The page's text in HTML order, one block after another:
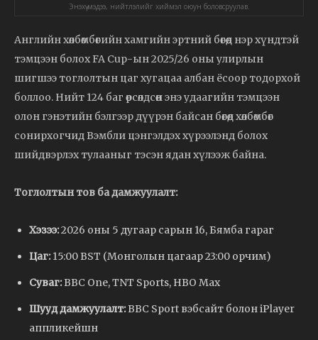
Энэхүү мэдээ, нийтлэлийг хиймэл оюун боловсруулав.
Английн хөлбөмбөгийн хамгийн эртний бөгөөд нэр хүндтэй
тэмцээн болох FA Cup-ын 2025/26 оны улирлын
шигшээ тоглолтын цаг хугацаа албан ёсоор тодорхой
боллоо. Нийт 124 баг өрсөлдсөн энэ удаагийн тэмцээн
олон гэнэтийн бэлгээр дүүрэн байсан бөгөөд хөлбөмбөг
сонирхогчид Вэмбли цэнгэлдэх хүрээлэнд болох
шийдвэрлэх тулааныг тэсэн ядан хүлээж байна.
Тоглолтын тов ба дамжуулалт:
Хэзээ:2026 оны 5 дугаар сарын 16, Бямба гараг
Цаг: 15:00 BST (Монголын цагаар 23:00 орчим)
Суваг:BBC One, TNT Sports, HBO Max
Шууд дамжуулалт:BBC Sport вэбсайт болон iPlayer
аппликейшн